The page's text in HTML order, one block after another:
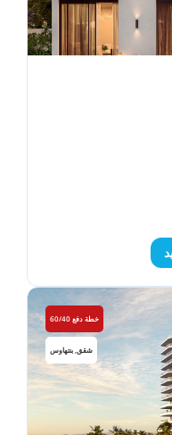
خطة دفع 60/40
شقق, بنتهاوس